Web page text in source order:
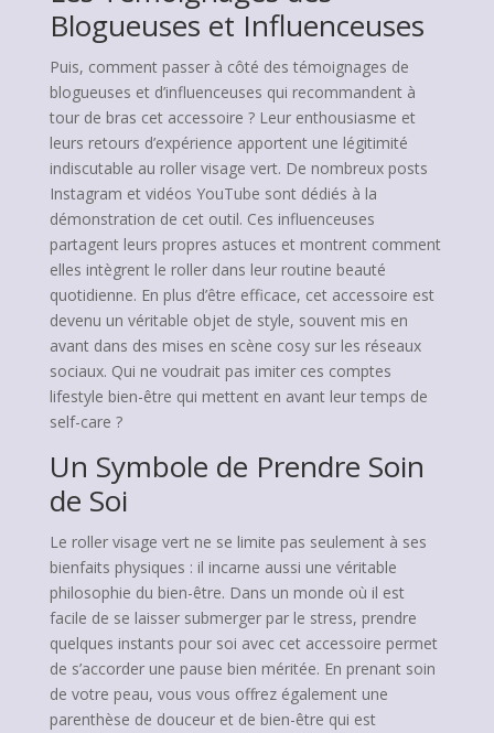
Blogueuses et Influenceuses
Puis, comment passer à côté des témoignages de
blogueuses et d’influenceuses qui recommandent à
tour de bras cet accessoire ? Leur enthousiasme et
leurs retours d’expérience apportent une légitimité
indiscutable au roller visage vert. De nombreux posts
Instagram et vidéos YouTube sont dédiés à la
démonstration de cet outil. Ces influenceuses
partagent leurs propres astuces et montrent comment
elles intègrent le roller dans leur routine beauté
quotidienne. En plus d’être efficace, cet accessoire est
devenu un véritable objet de style, souvent mis en
avant dans des mises en scène cosy sur les réseaux
sociaux. Qui ne voudrait pas imiter ces comptes
lifestyle bien-être qui mettent en avant leur temps de
self-care ?
Un Symbole de Prendre Soin
de Soi
Le roller visage vert ne se limite pas seulement à ses
bienfaits physiques : il incarne aussi une véritable
philosophie du bien-être. Dans un monde où il est
facile de se laisser submerger par le stress, prendre
quelques instants pour soi avec cet accessoire permet
de s’accorder une pause bien méritée. En prenant soin
de votre peau, vous vous offrez également une
parenthèse de douceur et de bien-être qui est